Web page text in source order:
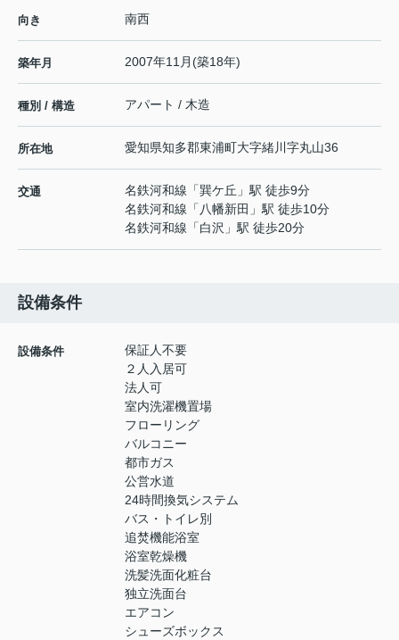
向き 南西
築年月 2007年11月(築18年)
種別 / 構造 アパート / 木造
所在地 愛知県知多郡東浦町大字緒川 字丸山36
交通 名鉄河和線 「巽ケ丘 」駅 徒歩9分
名鉄河和線 「 八幡新田 」駅 徒歩10分
名鉄河和線 「白沢 」駅 徒歩20分
設備条件
設備条件
保証人不要
２人入居可
法人可
室内洗濯機置場
フローリング
バルコニー
都市ガス
公営水道
24時間換気システム
バス・トイレ別
追焚機能浴室
浴室乾燥機
洗髪洗面化粧台
独立洗面台
エアコン
シューズボックス